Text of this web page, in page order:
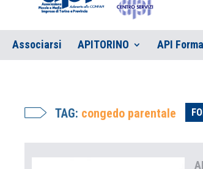
Associarsi APITORINO API
TAG: congedo parentale